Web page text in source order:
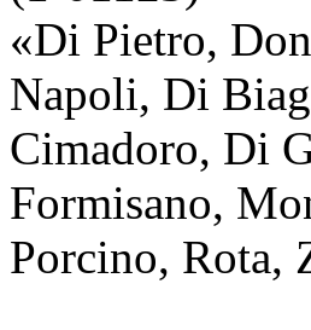
«Di Pietro,
Napoli, Di
Cimadoro, Di
Formisano,
Porcino, Rota,